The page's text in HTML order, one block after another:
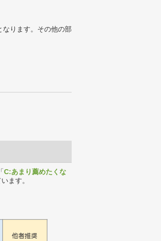
ります。その他の部
C:あまり薦めたくな
ます。